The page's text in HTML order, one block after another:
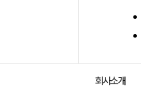
회사소개